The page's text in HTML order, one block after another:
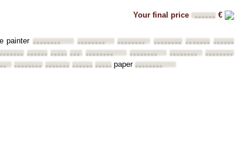
Your final price •••••• €
painter •••••••• •••••••• •••••••• •••••••• ••••••••••••••••
•••••••••••••••••••••••••••••••••••••••• •••••••• ••••••••
••••••••
•••••••• ••••••••••••••••••••••••paper ••••••••